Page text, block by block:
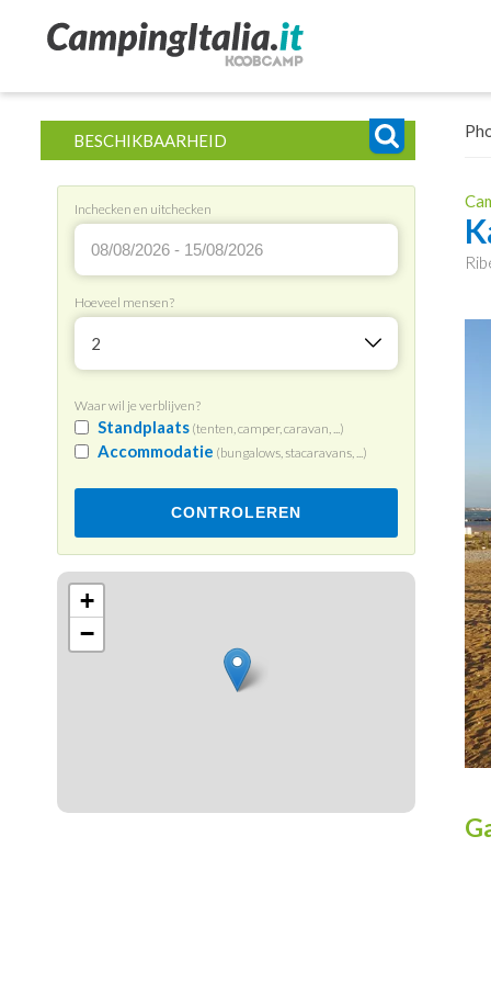
BESCHIKBAARHEID
Inchecken en uitchecken
Hoeveel mensen?
2
Waar wil je verblijven?
Standplaats(tenten, camper, caravan, ...)
Accommodatie (bungalows, stacaravans, ...)
CONTROLEREN
+
−